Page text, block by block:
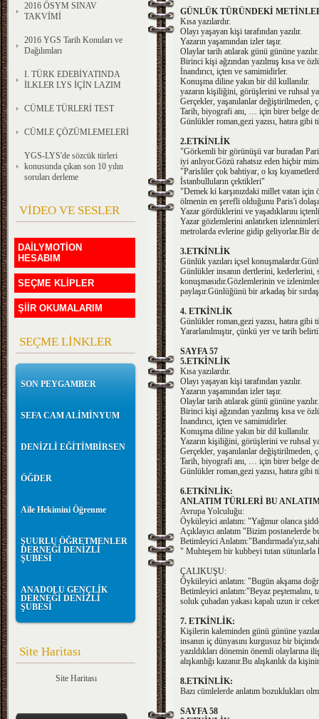
2016 ÖSYM SINAV
TAKVİMİ
2016 YGS Tarih Konuları ve
Dağılımları
I. TÜRK EDEBİYATINDA
İLKLER LYS İÇİN LAZIM
CÜMLE TÜRLERİ TEST
CÜMLE ÇÖZÜMLEMELERİ
YGS-LYS'de sözcük türleri
konusunda çıkan son 10 yılın
soruları derleme
VİDEO VE SESLER
DAİLYMOTİON
HESABIM
SEÇME KLİPLER
ŞİİR OKUMALARIM
SEÇME LİNKLER
SON PEYGAMBER
SEFA CAM ALİMİNYUM
DENİZLİ EĞİTİMBİRSEN
ÖĞDER
Aile Hekimini Öğrenme
ŞUURLU ÖĞRETMENLER
DERNEĞİ DENİZLİ
ŞUBESİ
ANADOLU GENÇLİK
DERNEĞİ DENİZLİ
ŞUBESİ
Site Haritası
Site Haritası
GÜNLÜK TÜRÜNDEKİ
Kısa yazılardır.
Olayı yaşayan kişi tarafından yazılır.
Yazarın yaşamından izler taşır.
Olaylar tarih atılarak günü gününe yazılır.
Birinci kişi ağzından yazılmış kısa ve
İnandırıcı, içten ve samimidirler.
Konuşma diline yakın bir dil kullanılır.
yazarın kişiliğini, görüşlerini ve ruhsal
Gerçekler, yaşanılanlar değiştirilmeden,
Tarih, biyografi anı, … için birer belge
Günlükler roman,gezi yazısı, hatıra gibi
2.ETKİNLİK
"Görkemli bir görünüşü var buradan
iyi anlıyor.Gözü rahatsız eden hiçbir
"Parisliler çok bahtiyar, o kış
İstanbulluların çektikleri"
"Demek ki karşınızdaki millet vatan
ölmenin en şerefli olduğunu Paris'i
Yazar gördüklerini ve yaşadıklarını
Yazar gözlemlerini anlatırken
metrolarda evlerine gidip geliyorlar.Bir
3.ETKİNLİK
Günlük yazıları içsel
Günlükler insanın dertlerini, kederlerini,
konuşmasıdır.Gözlemlerinin ve
paylaşır.Günlüğünü bir arkadaş bir
4. ETKİNLİK
Günlükler roman,gezi yazısı, hatıra gibi
Yararlanılmıştır, çünkü yer ve tarih
SAYFA 57
5.ETKİNLİK
Kısa yazılardır.
Olayı yaşayan kişi tarafından yazılır.
Yazarın yaşamından izler taşır.
Olaylar tarih atılarak günü gününe yazılır.
Birinci kişi ağzından yazılmış kısa ve
İnandırıcı, içten ve samimidirler.
Konuşma diline yakın bir dil kullanılır.
Yazarın kişiliğini, görüşlerini ve ruhsal
Gerçekler, yaşanılanlar değiştirilmeden,
Tarih, biyografi anı, … için birer belge
Günlükler roman,gezi yazısı, hatıra gibi
6.ETKİNLİK:
ANLATIM TÜRLERİ BU
Avrupa Yolculuğu:
Öyküleyici anlatım: "Yağmur olanca
Açıklayıcı anlatım "Bizim postanelerde
Betimleyici
" Muhteşem bir kubbeyi tutan
ÇALIKUŞU:
Öyküleyici anlatım: "Bugün akşama
Betimleyici anlatım:"Beyaz peştemalını,
soluk çuhadan yakası kapalı uzun ir
7. ETKİNLİK:
Kişilerin kaleminden günü gününe
insanın iç dünyasını kurgusuz bir
yazıldıkları dönemin önemli olaylarına
alışkanlığı kazanır.Bu alışkanlık da
8.ETKİNLİK:
Bazı cümlelerde anlatım bozuklukları
SAYFA 58